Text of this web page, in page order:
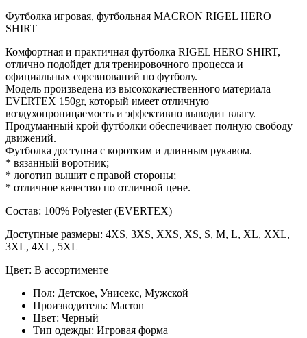
Футболка игровая, футбольная MACRON RIGEL HERO
SHIRT
Комфортная и практичная футболка RIGEL HERO SHIRT,
отлично подойдет для тренировочного процесса и
официальных соревнований по футболу.
Модель произведена из высококачественного материала
EVERTEX 150gr, который имеет отличную
воздухопроницаемость и эффективно выводит влагу.
Продуманный крой футболки обеспечивает полную свободу
движений.
Футболка доступна с коротким и длинным рукавом.
* вязанный воротник;
* логотип вышит с правой стороны;
* отличное качество по отличной цене.
Состав: 100% Polyester (EVERTEX)
Доступные размеры: 4XS, 3XS, XXS, XS, S, M, L, XL, XXL,
3XL, 4XL, 5XL
Цвет: В ассортименте
Пол: Детское, Унисекс, Мужской
Производитель: Macron
Цвет: Черный
Тип одежды: Игровая форма